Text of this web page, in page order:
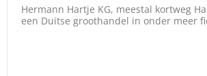
Hermann Hartje KG, meestal kortweg
een Duitse groothandel in onder meer